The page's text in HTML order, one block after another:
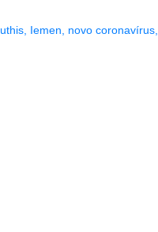
, Iemen, novo coronavírus,